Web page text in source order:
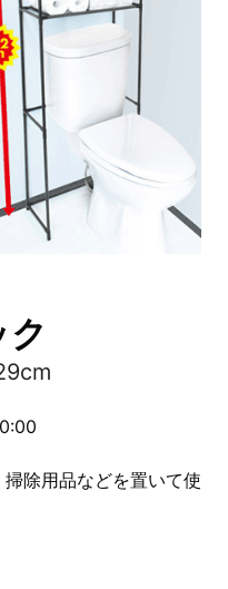
除用品などを置いて使